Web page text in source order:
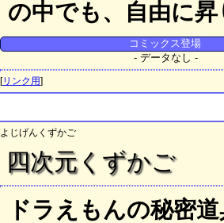
の中でも、自由に
コミックス登場
- データなし -
[リンク用]
よじげんくずかご
四次元くずかご
ドラえもんの秘密